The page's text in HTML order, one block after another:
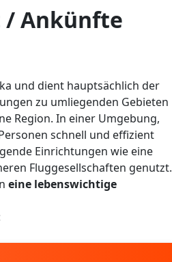
/ Ankünfte
und dient hauptsächlich der
zu umliegenden Gebieten
Region. In einer Umgebung,
schnell und effizient
Einrichtungen wie eine
Fluggesellschaften genutzt.
eine lebenswichtige